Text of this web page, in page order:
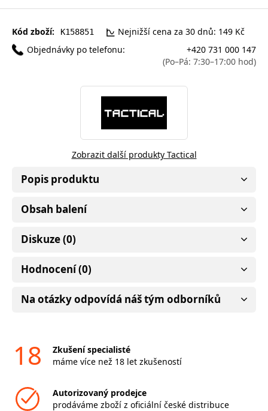
Kód zboží: K158851
Nejnižší cena za 30 dnů: 149 Kč
Objednávky po telefonu:
+420 731 000 147
(Po–Pá: 7:30–17:00 hod)
Zobrazit další produkty Tactical
Popis produktu
Obsah balení
Diskuze (0)
Hodnocení (0)
Na otázky odpovídá náš tým odborníků
18
Zkušení specialisté
máme více než 18 let zkušeností
Autorizovaný prodejce
prodáváme zboží z oficiální české distribuce